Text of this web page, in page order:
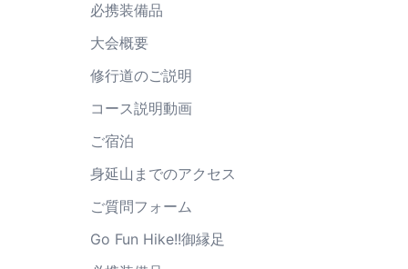
必携装備品
大会概要
修行道のご説明
コース説明動画
ご宿泊
身延山までのアクセス
ご質問フォーム
Go Fun Hike!!御縁足